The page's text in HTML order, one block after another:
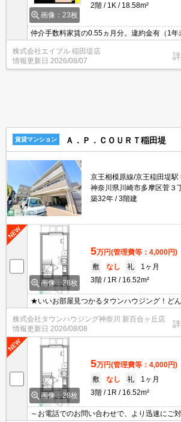
画像：23枚
2階
1K 18.58m²
仲介手数料家賃の0.55ヵ月分。違約金有（1年
ス使用。角部屋。室内洗濯機置場。コンビニへ
株式会社エイブル 稲田堤店
情報更新日 2026/08/07
賃貸マンション Ａ．Ｐ．ＣＯＵＲＴ稲田堤
京王相模原線/京王稲田堤駅
神奈川県川崎市多摩区菅３
築32年
3階建
画像：28枚
5万円(管理費等：4,000円)
敷
なし 礼
1ヶ月
3階
1R 16.52m²
★いいお部屋見つかるタウンハウジング！どん
株式会社タウンハウジング神奈川 新百合ヶ丘店
情報更新日 2026/08/08
画像：28枚
5万円(管理費等：4,000円)
敷
なし 礼
1ヶ月
3階
1R 16.52m²
～お電話でのお問い合わせで、より迅速にご